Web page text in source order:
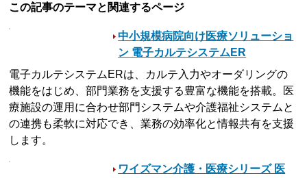
この記事のテーマと関連するページ
中小規模病院向け医療ソリューショ
ン 電子カルテシステムER
電子カルテシステムERは、カルテ入力やオーダリングの
機能をはじめ、部門業務を支援する豊富な機能を搭載。医
療施設の運用に合わせ部門システムや介護福祉システムと
の連携も柔軟に対応でき、業務の効率化と情報共有を支援
します。
ワイズマン介護・医療シリーズ 医